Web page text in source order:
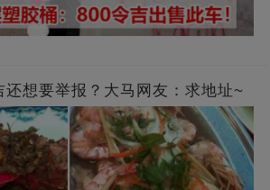
还想要举报？大马网友：求地址~